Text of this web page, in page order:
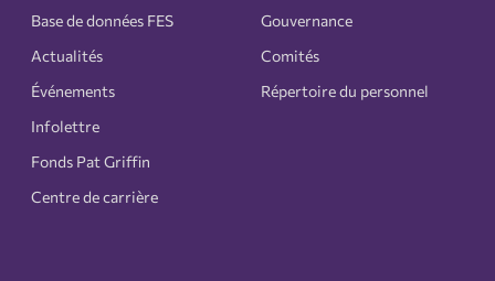
Base de données FES
Actualités
Événements
Infolettre
Fonds Pat Griffin
Centre de carrière
Gouvernance
Comités
Répertoire du personnel